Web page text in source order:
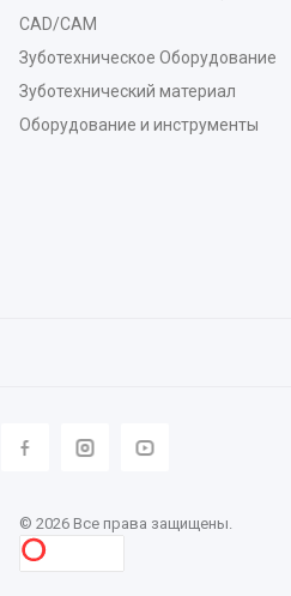
CAD/CAM
Зуботехническое Оборудование
Зуботехнический материал
Оборудование и инструменты
© 2026 Все права защищены.